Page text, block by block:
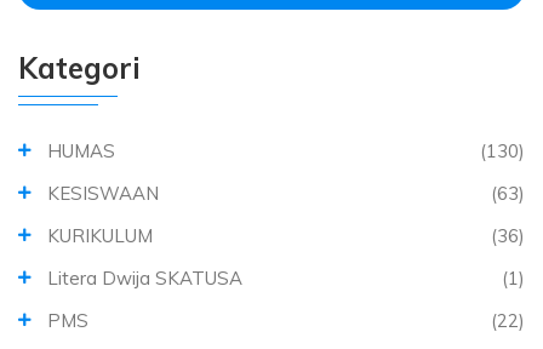
Kategori
HUMAS
(130)
KESISWAAN
(63)
KURIKULUM
(36)
Litera Dwija SKATUSA
(1)
PMS
(22)